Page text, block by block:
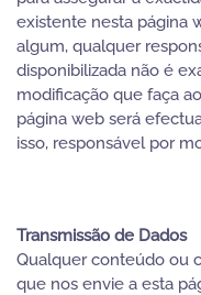
existente nesta página
algum, qualquer
disponibilizada não é
modificação que faça
página web será
isso, responsável por
Transmissão de Dados
Qualquer conteúdo ou
que nos envie a esta